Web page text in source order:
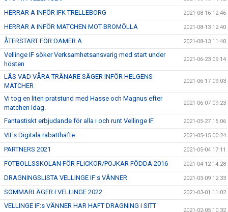
HERRAR A INFÖR IFK TRELLEBORG 2021-08-16 12:46
HERRAR A INFÖR MATCHEN MOT BROMÖLLA 2021-08-13 12:40
ÅTERSTART FÖR DAMER A 2021-08-13 11:40
Vellinge IF söker Verksamhetsansvarig med start under
hösten
2021-06-23 09:14
LÄS VAD VÅRA TRÄNARE SÄGER INFÖR HELGENS
MATCHER
2021-06-17 09:03
Vi tog en liten pratstund med Hasse och Magnus efter
matchen idag.
2021-06-07 09:23
Fantastiskt erbjudande för alla i och runt Vellinge IF 2021-05-27 15:06
VIFs Digitala rabatthäfte 2021-05-15 00:24
PARTNERS 2021 2021-05-04 17:11
FOTBOLLSSKOLAN FÖR FLICKOR/POJKAR FÖDDA 2016 2021-04-12 14:28
DRAGNINGSLISTA VELLINGE IF:s VÄNNER 2021-03-09 12:33
SOMMARLÄGER I VELLINGE 2022 2021-03-01 11:02
VELLINGE IF:s VÄNNER HAR HAFT DRAGNING I SITT
2021-02-05 10:32